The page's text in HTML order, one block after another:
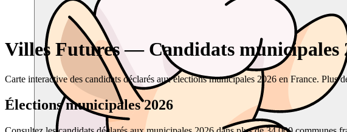
Villes Futures — Candidats municipales
Carte interactive des candidats déclarés aux élections municipales 2026 en France. Plus
Élections municipales 2026